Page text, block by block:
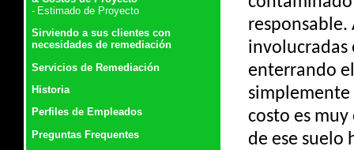
- Estimado de Proyecto
Sirviendo a sus clientes con
necesidades de remediación
Servicios de Remediación
Historia
Perfiles de Empleados
Preguntas Frequentes
responsable.
involucradas
enterrando
simplemente
costo es
de ese suelo